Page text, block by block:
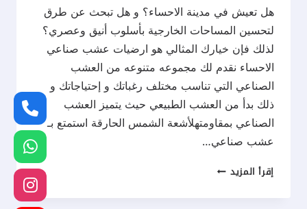
هل تعيش في مدينة الاحساء؟ و هل تبحث عن طرق
لتحسين المساحات الخارجية بأسلوب أنيق وعصري؟
لذلك فإن خيارك المثالي هو ارضيات عشب صناعي
الاحساء نقدم لك مجموعه متنوعه من العشب
الصناعي التي تناسب مختلف رغباتك و إحتياجاتك و
ذلك بدأ من العشب الطبيعي حيث يتميز العشب
الصناعي بمقاومتهلأشعة الشمس الحارقة استمتع بـ
عشب صناعي…
إقرأ المزيدارضيات